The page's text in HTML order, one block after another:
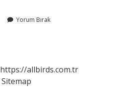
Yorum Bırak
https://allbirds.com.tr
Sitemap